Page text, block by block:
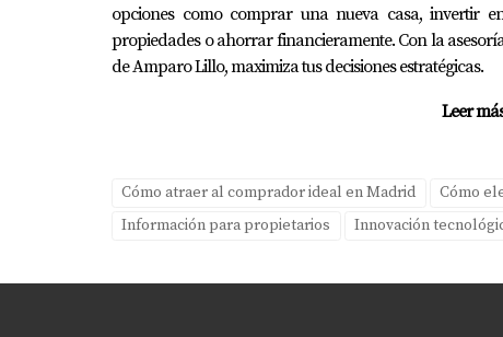
¿Qué es la realidad aumentada?
La realidad aumentada es una tecnología
opciones como comprar una nueva casa, invertir
propiedades o ahorrar financieramente. Con la
de Amparo Lillo, maximiza tus decisiones estratégicas.
Leer
Cómo atraer al comprador ideal en Madrid Cómo
Información para propietarios
Innovación